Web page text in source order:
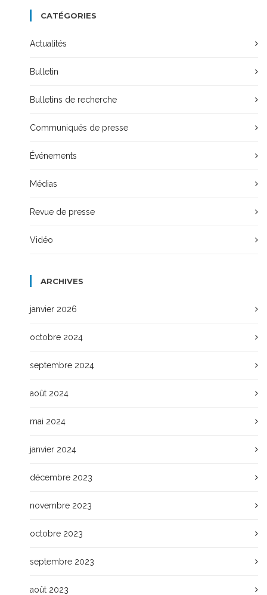
CATÉGORIES
Actualités
Bulletin
Bulletins de recherche
Communiqués de presse
Événements
Médias
Revue de presse
Vidéo
ARCHIVES
janvier 2026
octobre 2024
septembre 2024
août 2024
mai 2024
janvier 2024
décembre 2023
novembre 2023
octobre 2023
septembre 2023
août 2023